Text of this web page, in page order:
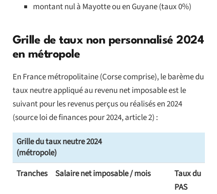
montant nul à Mayotte ou en Guyane (taux 0%)
Grille de taux non personnalisé 2024
en métropole
En France métropolitaine (Corse comprise), le barème du
taux neutre appliqué au revenu net imposable est le
suivant pour les revenus perçus ou réalisés en 2024
(source loi de finances pour 2024, article 2) :
Grille du taux neutre 2024
(métropole)
Tranches Salaire net imposable / mois
Taux du
PAS